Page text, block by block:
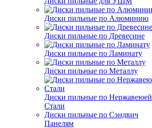
Диски пильные по Алюминию
Диски пильные по Древесине
Диски пильные по Ламинату
Диски пильные по Металлу
Диски пильные по Нержавеюей
Стали
Диски пильные по Сэндвич
Панелям